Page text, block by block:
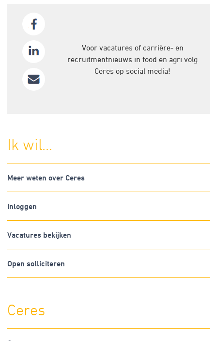
Voor vacatures of carrière- en
recruitmentnieuws in food en agri volg
Ceres op social media!
Ik wil...
Meer weten over Ceres
Inloggen
Vacatures bekijken
Open solliciteren
Ceres